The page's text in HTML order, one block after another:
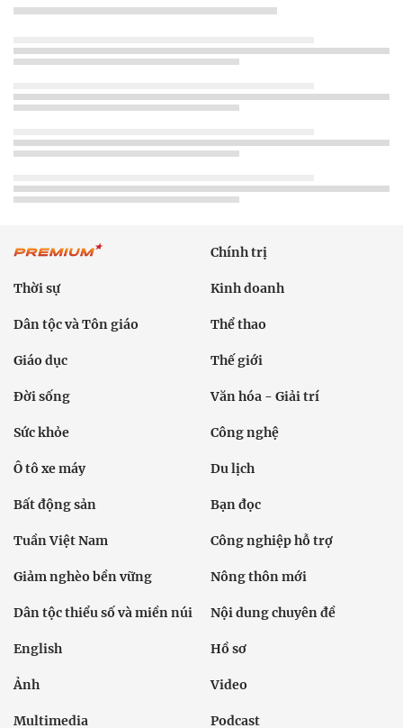
Chính trị
Thời sự Kinh doanh
Dân tộc và Tôn giáo Thể thao
Giáo dục Thế giới
Đời sống Văn hóa - Giải trí
Sức khỏe Công nghệ
Ô tô xe máy Du lịch
Bất động sản Bạn đọc
Tuần Việt Nam Công nghiệp hỗ trợ
Giảm nghèo bền vững Nông thôn mới
Dân tộc thiểu số và miền núi Nội dung chuyên đề
English Hồ sơ
Ảnh Video
Multimedia Podcast